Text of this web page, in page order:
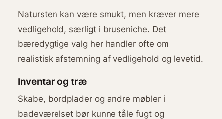
Natursten kan være smukt, men kræver mere
vedligehold, særligt i bruseniche. Det
bæredygtige valg her handler ofte om
realistisk afstemning af vedligehold og levetid.
Inventar og træ
Skabe, bordplader og andre møbler i
badeværelset bør kunne tåle fugt og